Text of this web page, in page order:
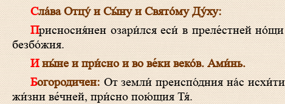
Сла́ва Отцу́ и Сы́ну и Свято́му Ду́ху:
Присносия́нен озари́лся еси́ в преле́стней но́щи свети́льник, Христа́ Со́лнца пропове́дуя все́м пра́ведно и отгоня́ тму́
безбо́жия.
И ны́не и при́сно и во ве́ки веко́в. Ами́нь.
Богородичен:От земли́ преиспо́дния на́с
жи́зни ве́чней, при́сно пою́щия Тя́.